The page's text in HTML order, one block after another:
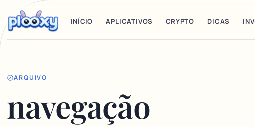
INÍCIO APLICATIVOS CRYPTO DICAS
ARQUIVO
navegação